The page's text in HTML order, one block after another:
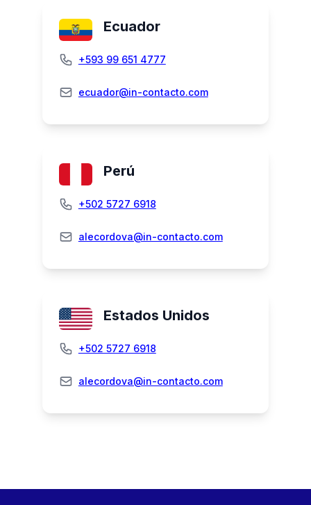
Ecuador
+593 99 651 4777
ecuador@in-contacto.com
Perú
+502 5727 6918
alecordova@in-contacto.com
Estados Unidos
+502 5727 6918
alecordova@in-contacto.com